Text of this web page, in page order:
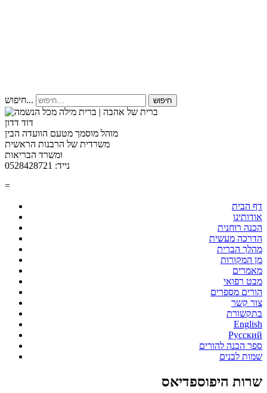
חיפוש... חיפוש
דוד דדון
מוהל מוסמך מטעם הוועדה הבין
משרדית של הרבנות הראשית
ומשרד הבריאות
נייד: 0528428721
=
דף הבית
אודותינו
הכנה רוחנית
הדרכה מעשית
מהלך הברית
מן המקורות
מאמרים
מבט רפואי
הורים מספרים
צור קשר
בתקשורת
English
Русский
ספר הכנה להורים
שמות לבנים
שרות היפוספדיאס